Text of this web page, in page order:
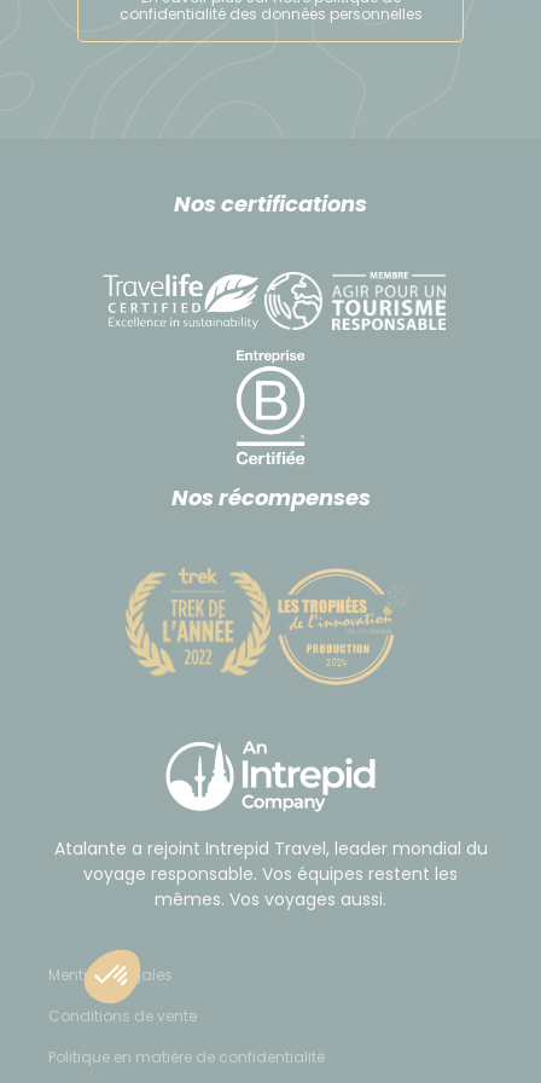
confidentialité des données personnelles
Nos certifications
Nos récompenses
Atalante a rejoint Intrepid Travel, leader mondial du
voyage responsable. Vos équipes restent les
mêmes. Vos voyages aussi.
Mentions légales
Conditions de vente
Politique en matière de confidentialité